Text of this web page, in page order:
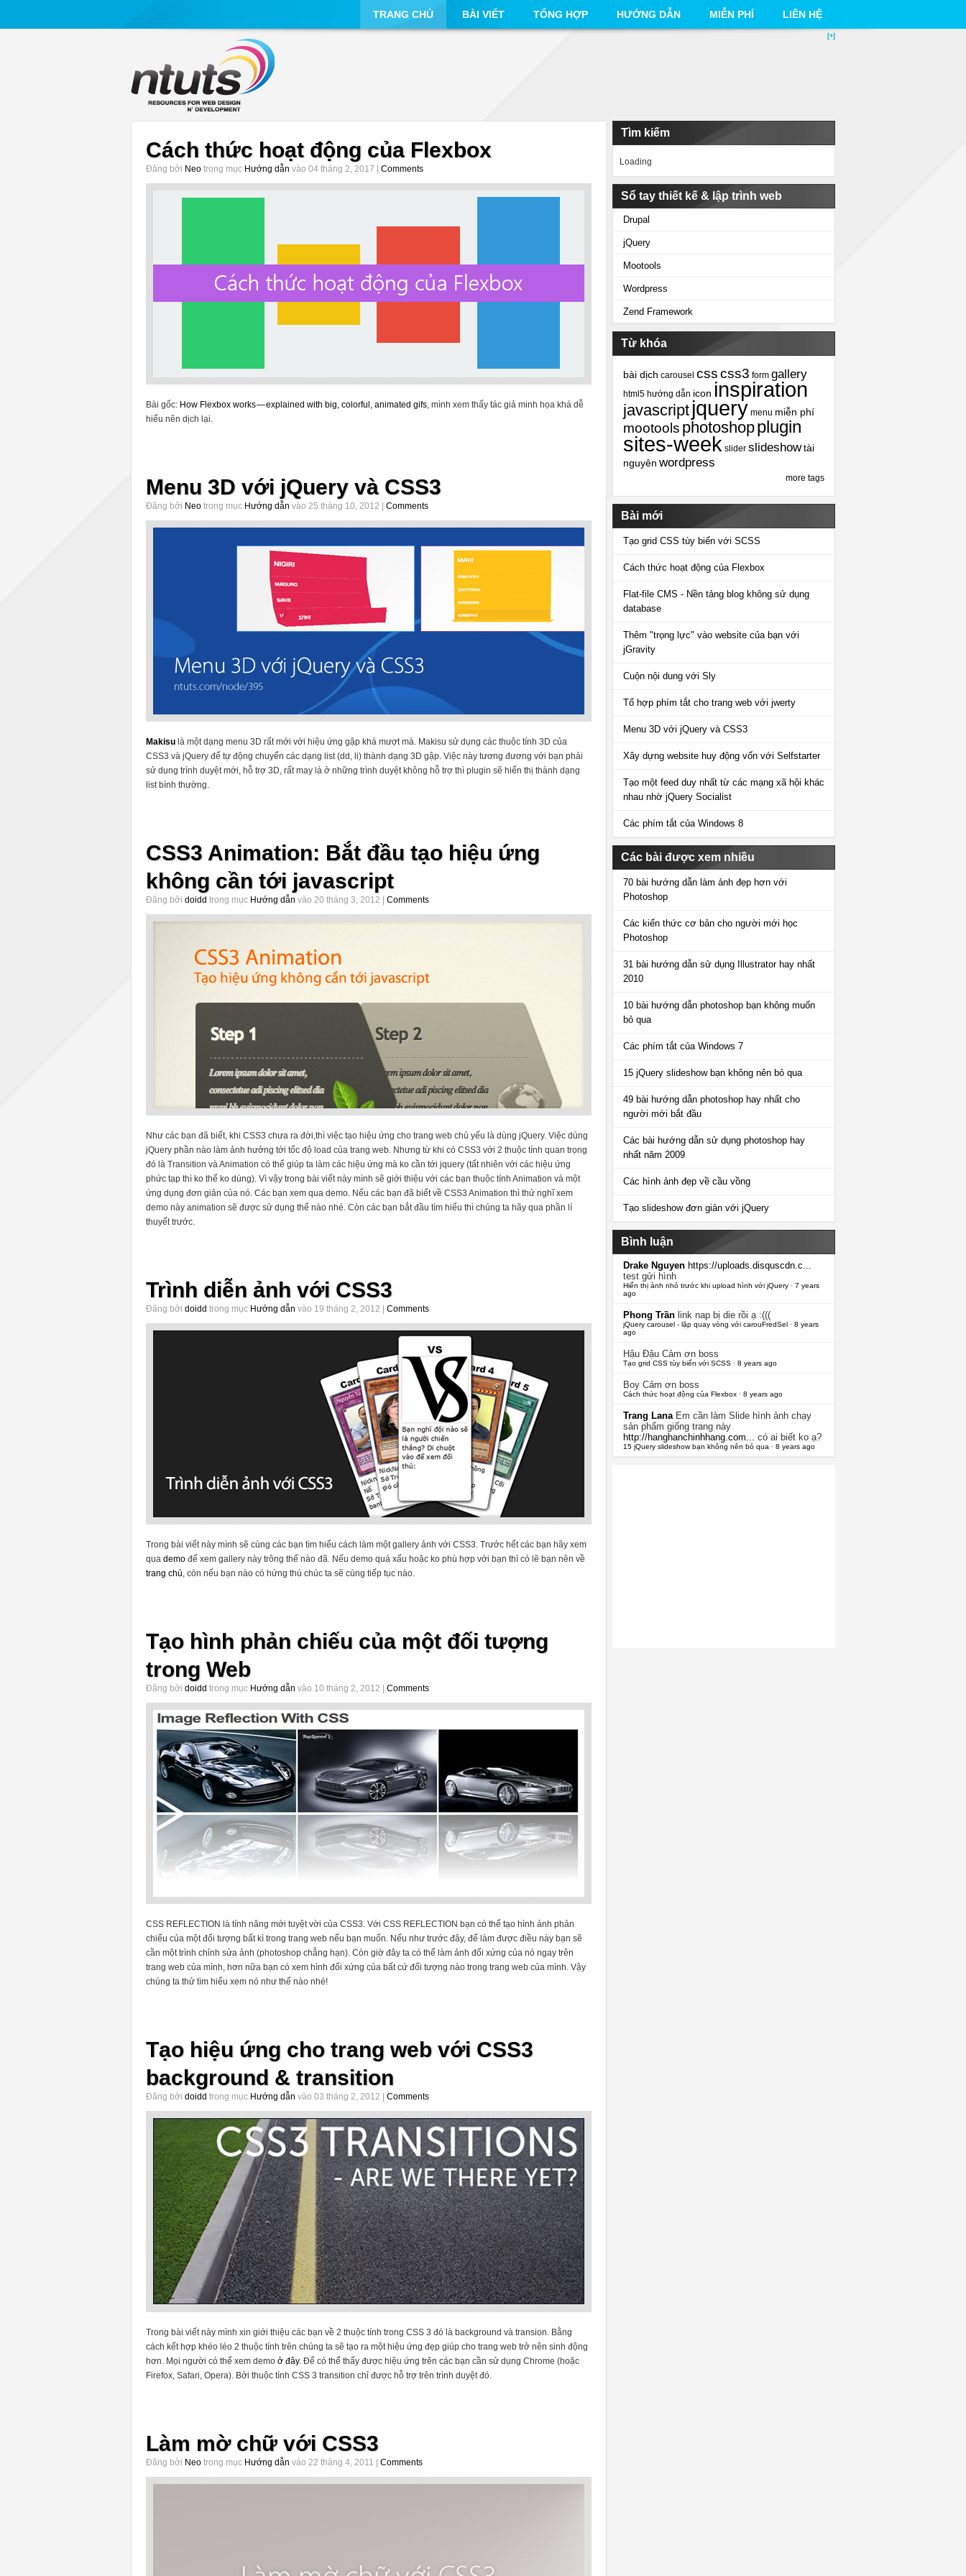
TRANG CHỦ BÀI VIẾT TỔNG HỢP HƯỚNG DẪN MIỄN PHÍ LIÊN HỆ
[+]
Cách thức hoạt động của Flexbox
Đăng bởi Neo trong mục Hướng dẫn vào 04 tháng 2, 2017 | Comments
Bài gốc: How Flexbox works — explained with big, colorful, animated gifs, mình xem thấy tác giả minh họa khá dễ
hiểu nên dịch lại.
Menu 3D với jQuery và CSS3
Đăng bởi Neo trong mục Hướng dẫn vào 25 tháng 10, 2012 | Comments
Makisu là một dạng menu 3D rất mới với hiệu ứng gập khá mượt mà. Makisu sử dụng các thuộc tính 3D của
CSS3 và jQuery để tự động chuyển các dạng list (dd, li) thành dạng 3D gập. Việc này tương đương với bạn phải
sử dụng trình duyệt mới, hỗ trợ 3D, rất may là ở những trình duyệt không hỗ trợ thì plugin sẽ hiển thị thành dạng
list bình thường.
CSS3 Animation: Bắt đầu tạo hiệu ứng
không cần tới javascript
Đăng bởi doidd trong mục Hướng dẫn vào 20 tháng 3, 2012 | Comments
Như các bạn đã biết, khi CSS3 chưa ra đời,thì việc tạo hiệu ứng cho trang web chủ yếu là dùng jQuery. Việc dùng
jQuery phần nào làm ảnh hưởng tới tốc độ load của trang web. Nhưng từ khi có CSS3 với 2 thuộc tính quan trọng
đó là Transition và Animation có thể giúp ta làm các hiệu ứng mà ko cần tới jquery (tất nhiên với các hiệu ứng
phức tạp thì ko thể ko dùng). Vì vậy trong bài viết này mình sẽ giới thiệu với các bạn thuộc tính Animation và một
ứng dụng đơn giản của nó. Các bạn xem qua demo. Nếu các bạn đã biết về CSS3 Animation thì thử nghĩ xem
demo này animation sẽ được sử dụng thế nào nhé. Còn các bạn bắt đầu tìm hiểu thì chúng ta hãy qua phần lí
thuyết trước.
Trình diễn ảnh với CSS3
Đăng bởi doidd trong mục Hướng dẫn vào 19 tháng 2, 2012 | Comments
Trong bài viết này mình sẽ cùng các bạn tìm hiểu cách làm một gallery ảnh với CSS3. Trước hết các bạn hãy xem
qua demo để xem gallery này trông thế nào đã. Nếu demo quá xấu hoặc ko phù hợp với bạn thì có lẽ bạn nên về
trang chủ, còn nếu bạn nào có hứng thú chúc ta sẽ cùng tiếp tục nào.
Tạo hình phản chiếu của một đối tượng
trong Web
Đăng bởi doidd trong mục Hướng dẫn vào 10 tháng 2, 2012 | Comments
CSS REFLECTION là tính năng mới tuyệt vời của CSS3. Với CSS REFLECTION bạn có thể tạo hình ảnh phản
chiếu của một đối tượng bất kì trong trang web nếu bạn muốn. Nếu như trước đây, để làm được điều này bạn sẽ
cần một trình chỉnh sửa ảnh (photoshop chẳng hạn). Còn giờ đây ta có thể làm ảnh đối xứng của nó ngay trên
trang web của mình, hơn nữa bạn có xem hình đối xứng của bất cứ đối tượng nào trong trang web của mình. Vậy
chúng ta thử tìm hiểu xem nó như thế nào nhé!
Tạo hiệu ứng cho trang web với CSS3
background & transition
Đăng bởi doidd trong mục Hướng dẫn vào 03 tháng 2, 2012 | Comments
Trong bài viết này mình xin giới thiệu các bạn về 2 thuộc tính trong CSS 3 đó là background và transion. Bằng
cách kết hợp khéo léo 2 thuộc tính trên chúng ta sẽ tạo ra một hiệu ứng đẹp giúp cho trang web trở nên sinh động
hơn. Mọi người có thể xem demo ở đây. Để có thể thấy được hiệu ứng trên các bạn cần sử dụng Chrome (hoặc
Firefox, Safari, Opera). Bởi thuộc tính CSS 3 transition chỉ được hỗ trợ trên trình duyệt đó.
Làm mờ chữ với CSS3
Đăng bởi Neo trong mục Hướng dẫn vào 22 tháng 4, 2011 | Comments
Tìm kiếm
Loading
Sổ tay thiết kế & lập trình web
Drupal
jQuery
Mootools
Wordpress
Zend Framework
Từ khóa
bài dịch carousel csscss3 form gallery
html5 hướng dẫn icon inspiration
javascript jquery menu miễn phí
mootools photoshopplugin
sites-week slider slideshowtài
nguyên wordpress
more tags
Bài mới
Tạo grid CSS tùy biến với SCSS
Cách thức hoạt động của Flexbox
Flat-file CMS - Nền tảng blog không sử dụng
database
Thêm "trọng lực" vào website của bạn với
jGravity
Cuộn nội dung với Sly
Tổ hợp phím tắt cho trang web với jwerty
Menu 3D với jQuery và CSS3
Xây dựng website huy động vốn với Selfstarter
Tạo một feed duy nhất từ các mạng xã hội khác
nhau nhờ jQuery Socialist
Các phím tắt của Windows 8
Các bài được xem nhiều
70 bài hướng dẫn làm ảnh đẹp hơn với
Photoshop
Các kiến thức cơ bản cho người mới học
Photoshop
31 bài hướng dẫn sử dụng Illustrator hay nhất
2010
10 bài hướng dẫn photoshop bạn không muốn
bỏ qua
Các phím tắt của Windows 7
15 jQuery slideshow bạn không nên bỏ qua
49 bài hướng dẫn photoshop hay nhất cho
người mới bắt đầu
Các bài hướng dẫn sử dụng photoshop hay
nhất năm 2009
Các hình ảnh đẹp về cầu vồng
Tạo slideshow đơn giản với jQuery
Bình luận
Drake Nguyen https://uploads.disquscdn.c...
test gửi hình
Hiển thị ảnh nhỏ trước khi upload hình với jQuery · 7 years
ago
Phong Trần link nap bị die rồi ạ :(((
jQuery carousel - lặp quay vòng với carouFredSel · 8 years
ago
Hậu Đậu Cảm ơn boss
Tạo grid CSS tùy biến với SCSS · 8 years ago
Boy Cảm ơn boss
Cách thức hoạt động của Flexbox · 8 years ago
Trang Lana Em cần làm Slide hình ảnh chạy
sản phẩm giống trang này
http://hanghanchinhhang.com... có ai biết ko ạ?
15 jQuery slideshow bạn không nên bỏ qua · 8 years ago